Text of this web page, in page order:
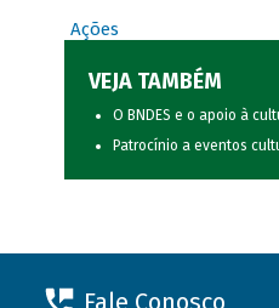
Ações
VEJA TAMBÉM
O BNDES e o apoio à
Patrocínio a eventos
Fale Conosco